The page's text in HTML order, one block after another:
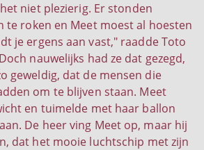
niet plezierig. Er stonden
te roken en Meet moest al hoesten
je ergens aan vast," raadde Toto
nauwelijks had ze dat gezegd,
geweldig, dat de mensen die
om te blijven staan. Meet
en tuimelde met haar ballon
De heer ving Meet op, maar hij
dat het mooie luchtschip met zijn